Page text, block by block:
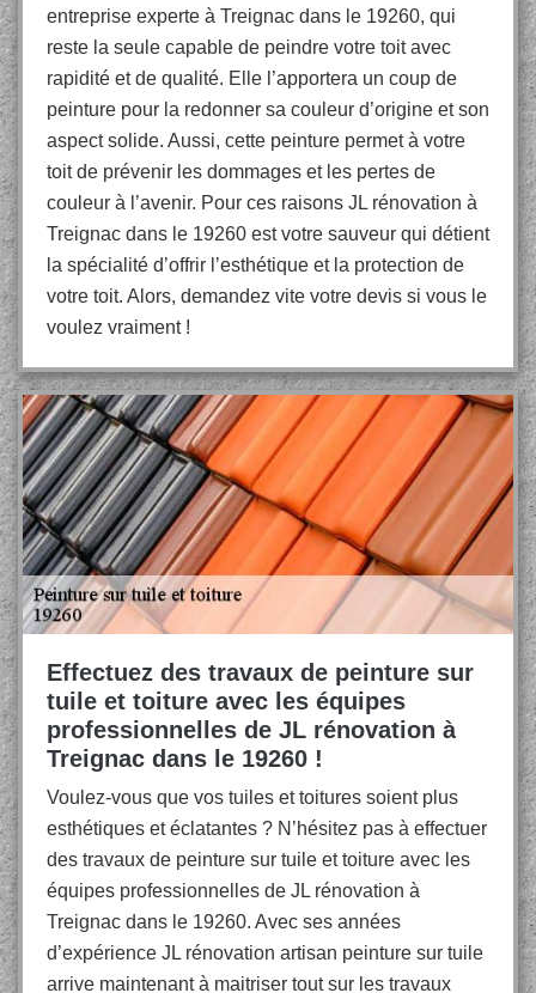
entreprise experte à Treignac dans le 19260, qui
reste la seule capable de peindre votre toit avec
rapidité et de qualité. Elle l’apportera un coup de
peinture pour la redonner sa couleur d’origine et son
aspect solide. Aussi, cette peinture permet à votre
toit de prévenir les dommages et les pertes de
couleur à l’avenir. Pour ces raisons JL rénovation à
Treignac dans le 19260 est votre sauveur qui détient
la spécialité d’offrir l’esthétique et la protection de
votre toit. Alors, demandez vite votre devis si vous le
voulez vraiment !
Effectuez des travaux de peinture sur
tuile et toiture avec les équipes
professionnelles de JL rénovation à
Treignac dans le 19260 !
Voulez-vous que vos tuiles et toitures soient plus
esthétiques et éclatantes ? N’hésitez pas à effectuer
des travaux de peinture sur tuile et toiture avec les
équipes professionnelles de JL rénovation à
Treignac dans le 19260. Avec ses années
d’expérience JL rénovation artisan peinture sur tuile
arrive maintenant à maitriser tout sur les travaux